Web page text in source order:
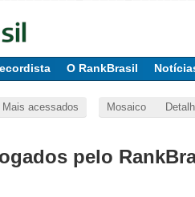
O RankBrasil
Mais acessados Mosaico
pelo